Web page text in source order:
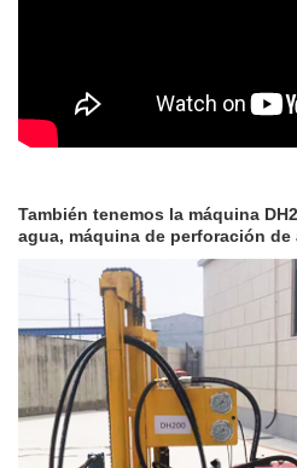
También tenemos la máquina
agua, máquina de perforación de